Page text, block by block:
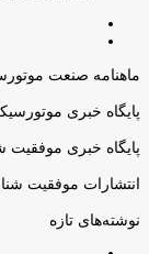
ماهنامه صنعت
پایگاه خبری
پایگاه خبری موفقیت
انتشارات موفقیت
نوشته‌های تازه